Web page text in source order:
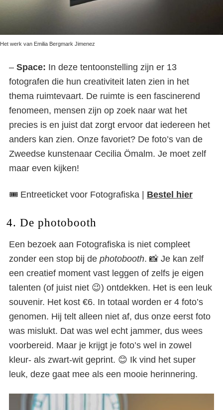
Het werk van Emilia Bergmark Jimenez
– Space: In deze tentoonstelling zijn er 13
fotografen die hun creativiteit laten zien in het
thema ruimtevaart. De ruimte is een fascinerend
fenomeen, mensen zijn op zoek naar wat het
precies is en juist dat zorgt ervoor dat iedereen het
anders kan zien. Onze favoriet? De foto’s van de
Zweedse kunstenaar Cecilia Ömalm. Je moet zelf
maar even kijken!
🎟️ Entreeticket voor Fotografiska | Bestel hier
4. De photobooth
Een bezoek aan Fotografiska is niet compleet
zonder een stop bij de photobooth. 📸 Je kan zelf
een creatief moment vast leggen of zelfs je eigen
talenten (of juist niet 😉) ontdekken. Het is een leuk
souvenir. Het kost €6. In totaal worden er 4 foto’s
genomen. Hij telt alleen niet af, dus onze eerst foto
was mislukt. Dat was wel echt jammer, dus wees
voorbereid. Maar je krijgt je foto’s wel in zowel
kleur- als zwart-wit geprint. 😊 Ik vind het super
leuk, deze gaat mee als een mooie herinnering.